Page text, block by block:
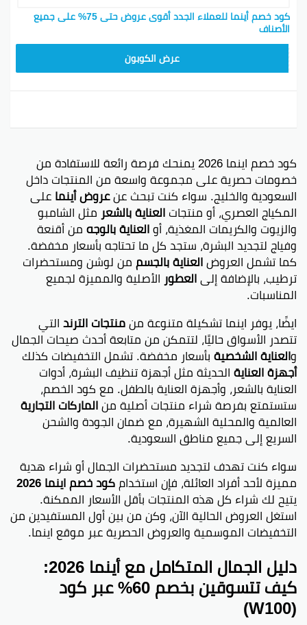
كود خصم أينما للعملاء الجدد أقوى عروض حتى 75% على جميع
الأصناف
عرض الكوبون
كود خصم اينما 2026 يمنحك فرصة رائعة للاستفادة من
خصومات حصرية على مجموعة واسعة من المنتجات داخل
السعودية والخليج. سواء كنت تبحث عنعروض أينماعلى
المكياج العصري، أو منتجاتالعناية بالشعرمثل الشامبو
والزيوت والكريمات المغذية، أوالعناية بالوجهمن أقنعة
وفياج لتجديد البشرة، ستجد كل ما تحتاجه بأسعار مخفضة.
كما تشمل العروضالعناية بالجسممن لوشن ومستحضرات
ترطيب، بالإضافة إلىالعطورالأصلية والمميزة لجميع
المناسبات.
ايضًا، يوفر اينما تشكيلة متنوعة منمنتجات الترندالتي
تتصدر الأسواق حاليًا، لتتمكن من متابعة أحدث صيحات الجمال
والعناية الشخصيةبأسعار مخفضة. تشمل التخفيضات كذلك
أجهزة العنايةالحديثة مثل أجهزة تنظيف البشرة، أدوات
العناية بالشعر، وأجهزة العناية بالطفل. مع كود الخصم،
ستستمتع بفرصة شراء منتجات أصلية منالماركات التجارية
العالمية والمحلية الشهيرة، مع ضمان الجودة والشحن
السريع إلى جميع مناطق السعودية.
سواء كنت تهدف لتجديد مستحضرات الجمال أو شراء هدية
مميزة لأحد أفراد العائلة، فإن استخدامكود خصم اينما 2026
يتيح لك شراء كل هذه المنتجات بأقل الأسعار الممكنة.
استغل العروض الحالية الآن، وكن من بين أول المستفيدين من
التخفيضات الموسمية والعروض الحصرية عبر موقع اينما.
دليل الجمال المتكامل مع أينما 2026:
كيف تتسوقين بخصم 60% عبر كود
(W100)